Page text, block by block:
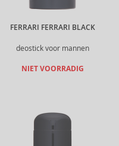
FERRARI FERRARI BLACK
deostick voor mannen
NIET VOORRADIG